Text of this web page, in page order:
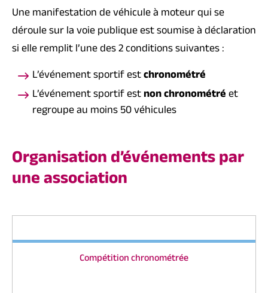
Une manifestation de véhicule à moteur qui se
déroule sur la voie publique est soumise à déclaration
si elle remplit l’une des 2 conditions suivantes :
L’événement sportif estchronométré
L’événement sportif estnon chronométréet
regroupe au moins 50 véhicules
Organisation d’événements par
une association
Compétition chronométrée